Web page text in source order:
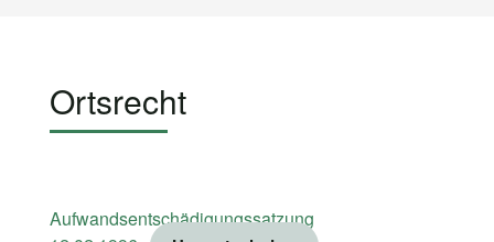
Ortsrecht
Aufwandsentschädigungssatzung